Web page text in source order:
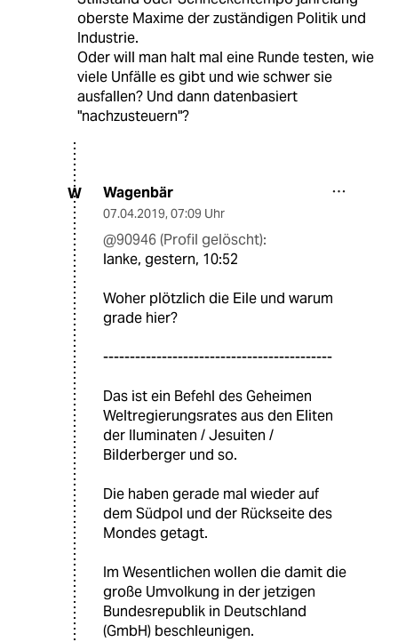
oberste Maxime der zuständigen Politik und
Industrie.
Oder will man halt mal eine Runde testen, wie
viele Unfälle es gibt und wie schwer sie
ausfallen? Und dann datenbasiert
"nachzusteuern"?
W Wagenbär
07.04.2019, 07:09 Uhr
@90946 (Profil gelöscht):
lanke, gestern, 10:52
Woher plötzlich die Eile und warum
grade hier?
-------------------------------------------
Das ist ein Befehl des Geheimen
Weltregierungsrates aus den Eliten
der Iluminaten / Jesuiten /
Bilderberger und so.
Die haben gerade mal wieder auf
dem Südpol und der Rückseite des
Mondes getagt.
Im Wesentlichen wollen die damit die
große Umvolkung in der jetzigen
Bundesrepublik in Deutschland
(GmbH) beschleunigen.